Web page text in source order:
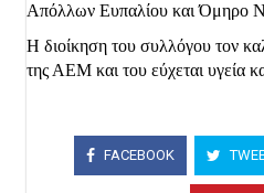
Απόλλων Ευπαλίου και Όμηρο
Η διοίκηση του συλλόγου τον
της ΑΕΜ και του εύχεται υγεία
FACEBOOK